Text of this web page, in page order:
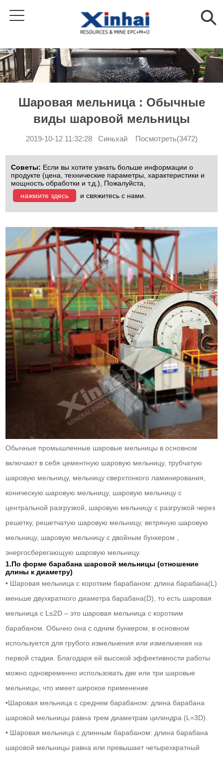
Шаровая мельница : Обычные
виды шаровой мельницы
2019-10-12 11:32:28 Синьхай Посмотреть(3472)
Советы: Если вы хотите узнать больше информации о
продукте (цена, технические параметры, характеристики и
мощность обработки и т.д.), Пожалуйста,
нажмите здесь
и свяжитесь с нами.
Обычные промышленные шаровые мельницы в основном
включают в себя цементную шаровую мельницу, трубчатую
шаровую мельницу, мельницу сверхтонкого ламинирования,
коническую шаровую мельницу, шаровую мельницу с
центральной разгрузкой, шаровую мельницу с разгрузкой через
решетку, решетчатую шаровую мельницу, ветряную шаровую
мельницу, шаровую мельницу с двойным бункером ,
энергосберегающую шаровую мельницу.
1.По форме барабана шаровой мельницы (отношение
длины к диаметру)
• Шаровая мельница с коротким барабаном: длина барабана(L)
меньше двухкратного диаметра барабана(D), то есть шаровая
мельница с L≤2D – это шаровая мельница с коротким
барабаном. Обычно она с одним бункером, в основном
используется для грубого измельчения или измельчения на
первой стадии. Благодаря ей высокой эффективности работы
можно одновременно использовать две или три шаровые
мельницы, что имеет широкое применение.
•Шаровая мельница с среднем барабаном: длина барабана
шаровой мельницы равна трем диаметрам цилиндра (L=3D).
• Шаровая мельница с длинным барабаном: длина барабана
шаровой мельницы равна или превышает четырехкратный